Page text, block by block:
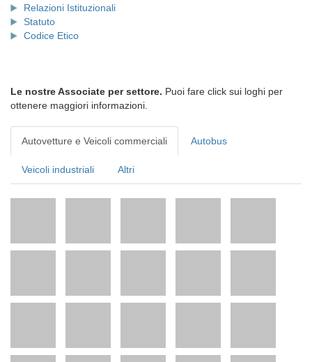
Relazioni Istituzionali
Statuto
Codice Etico
Le nostre Associate per settore. Puoi fare click sui loghi per
ottenere maggiori informazioni.
Autovetture e Veicoli commerciali Autobus
Veicoli industriali Altri